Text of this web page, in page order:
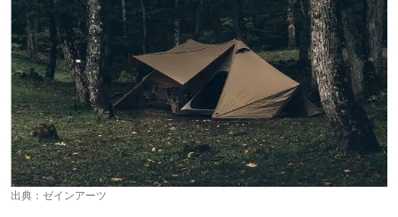
出典： ゼインアーツ